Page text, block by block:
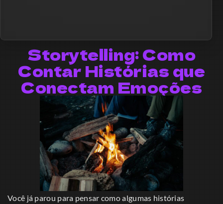
Storytelling: Como
Contar Histórias que
Conectam Emoções
Você já parou para pensar como algumas histórias